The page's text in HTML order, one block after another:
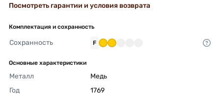
Посмотреть гарантии и условия возврата
Комплектация и сохранность
Сохранность F
Основные характеристики
Металл
Медь
Год
1769